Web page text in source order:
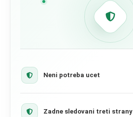
Neni potreba ucet
Zadne sledovani treti strany